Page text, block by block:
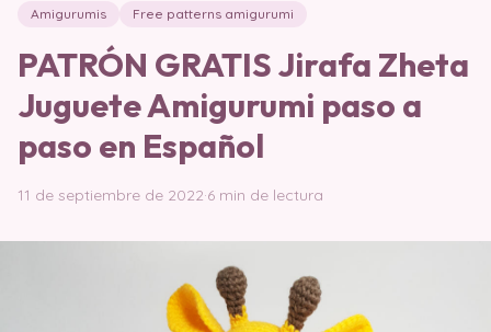
Amigurumis Free patterns amigurumi
PATRÓN GRATIS Jirafa Zheta
Juguete Amigurumi paso a
paso en Español
11 de septiembre de 2022·6 min de lectura